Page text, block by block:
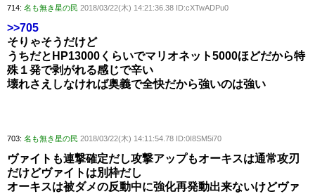
714: 名も無き星の民 2018/03/22(木) 14:21:36.38 ID:cXTwADPu0
>>705
そりゃそうだけど
うちだとHP13000くらいでマリオネット5000ほどだから特
殊１発で剥がれる感じで辛い
壊れさえしなければ奥義で全快だから強いのは強い
703: 名も無き星の民 2018/03/22(木) 14:11:54.78 ID:0I8SM5i70
ヴァイトも連撃確定だし攻撃アップもオーキスは通常攻刃
だけどヴァイトは別枠だし
オーキスは被ダメの反動中に強化再発動出来ないけどヴァ